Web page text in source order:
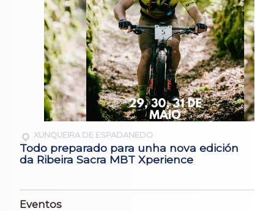
XUNQUEIRA DE ESPADANEDO
Todo preparado para unha nova edición
da Ribeira Sacra MBT Xperience
Eventos